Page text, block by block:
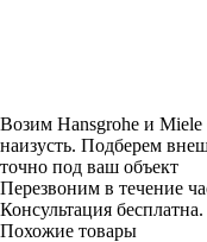
Возим Hansgrohe и Miele
наизусть. Подберем
точно под ваш объект
Перезвоним в течение
Консультация бесплатна.
Похожие товары